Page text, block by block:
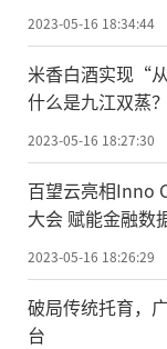
2023-05-16 18:34:44
米香白酒实现“
什么是九江双蒸？
2023-05-16 18:27:30
百望云亮相Inno
大会 赋能金融数
2023-05-16 18:26:29
破局传统托育，
台